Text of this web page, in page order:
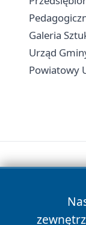
Galeria
Urząd
Powiatowy